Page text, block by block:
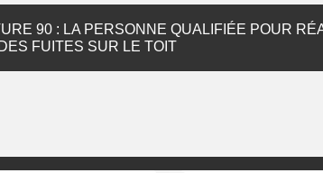
90 : LA PERSONNE QUALIFIÉE POUR
FUITES SUR LE TOIT